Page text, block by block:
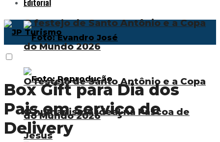
O festejo de Santo Antônio e a Copa
do Mundo 2026
O humanismo ideal na Páscoa de
Jesus
Editorial
O festejo de Santo Antônio e a Copa
do Mundo 2026
Box Gift para Dia dos
Pais em serviço de
Delivery